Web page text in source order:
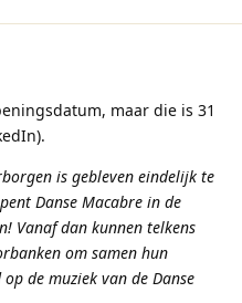
maar die is 31
is gebleven eindelijk te
Danse Macabre in de
Vanaf dan kunnen telkens
om samen hun
de muziek van de Danse